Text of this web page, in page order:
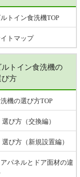
ルトイン食洗機TOP
トマップ
ルトイン食洗機の
び方
機の選び方TOP
選び方（交換編）
選び方（新規設置編）
アパネルとドア面材の違